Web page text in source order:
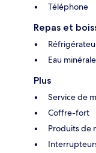
Téléphone
Repas et
Eau
Plus
Service de
Coffre-fort
Produits de